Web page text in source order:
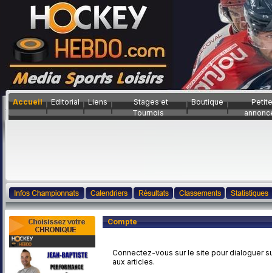
Accueil Editorial Liens
Stages et
Tournois
Boutique
Compte
Connectez-vous sur le site pour dialoguer
aux articles.